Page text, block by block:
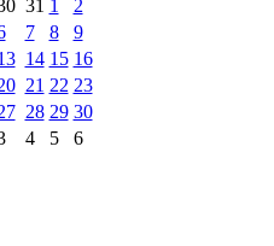
31 1
2
7 8
9
14 15 16
21 22 23
28 29 30
4 5 6